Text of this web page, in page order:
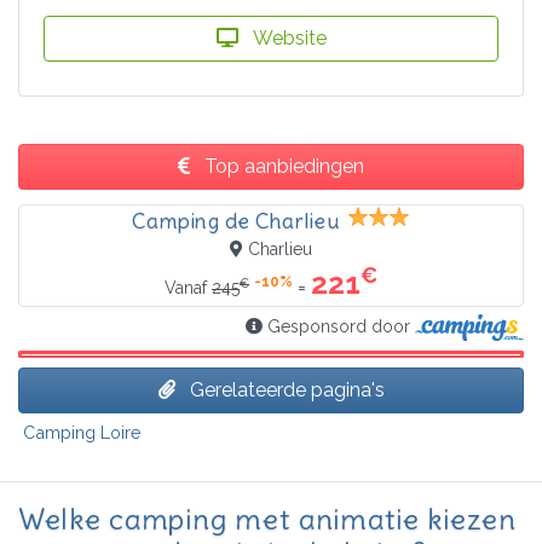
Website
Top aanbiedingen
Camping de Charlieu
Charlieu
Vanaf245€ -10% = 221€
Gesponsord door
Gerelateerde pagina's
Camping Loire
Welke camping met animatie kiezen